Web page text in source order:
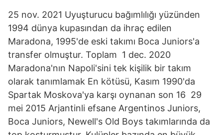
25 nov. 2021 Uyuşturucu bağımlılığı yüzünden
1994 dünya kupasından da ihraç edilen
Maradona, 1995'de eski takımı Boca Juniors'a
transfer olmuştur. Toplam 1 dec. 2020
Maradona'nın Napoli'sini tek kişilik bir takım
olarak tanımlamak En kötüsü, Kasım 1990'da
Spartak Moskova'ya karşı oynanan son 16 29
mei 2015 Arjantinli efsane Argentinos Juniors,
Boca Juniors, Newell's Old Boys takımlarında da